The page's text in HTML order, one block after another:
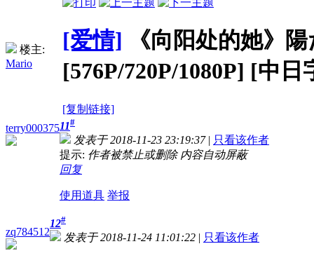
楼主:
Mario
[爱情]
《向阳处的她》
[576P/720P/1080P] [中日
[复制链接]
terry00037511#
发表于 2018-11-23 23:19:37 | 只看该作者
提示: 作者被禁止或删除 内容自动屏蔽
回复
使用道具 举报
zq784512
12#
发表于 2018-11-24 11:01:22 | 只看该作者